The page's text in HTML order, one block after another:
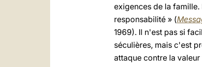
exigences de la
responsabilité » (
1969). Il n'est pas si
séculières, mais c'est
attaque contre la